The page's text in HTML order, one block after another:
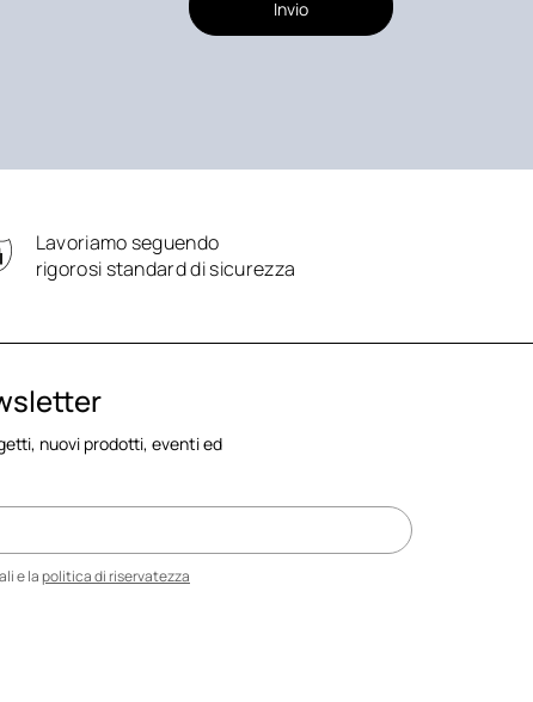
Invio
Lavoriamo seguendo
rigorosi standard di sicurezza
nuovi prodotti, eventi ed
e lapolitica di riservatezza